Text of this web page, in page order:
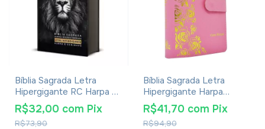
Bíblia Sagrada Letra
Hipergigante RC Harpa E
Corinhos Média Capa
Dura Leão Rei Dos Reis
R$73,90
R$32,00 com Pix
Bíblia Sagrada Letra
Hipergigante Harpa
Avivada E Corinhos -
Carteira Rosa Claro
R$94,90
R$41,70 com Pix